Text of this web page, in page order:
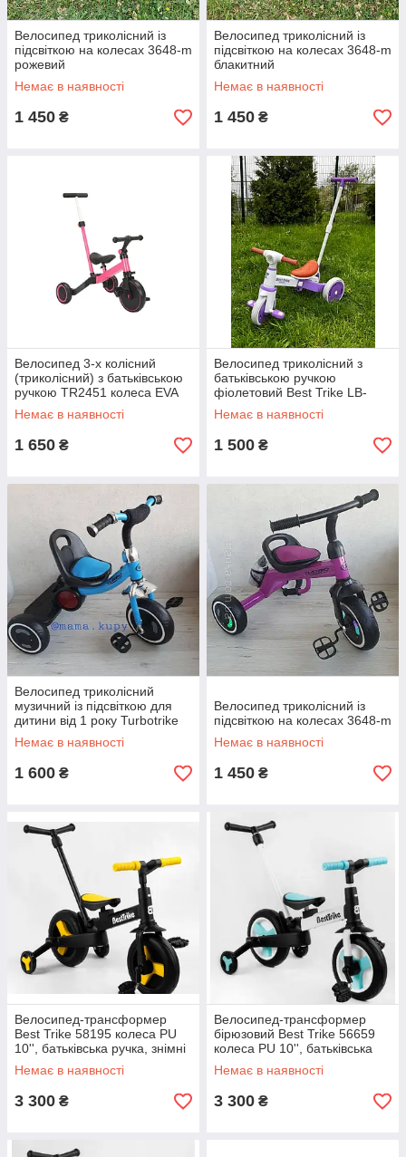
Велосипед триколісний із
підсвіткою на колесах 3648-m
рожевий
Немає в наявності
1 450 ₴
Велосипед триколісний із
підсвіткою на колесах 3648-m
блакитний
Немає в наявності
1 450 ₴
Велосипед 3-х колісний
(триколісний) з батьківською
ручкою TR2451 колеса EVA
9,5х5 дюймів, рожевий
Немає в наявності
1 650 ₴
Велосипед триколісний з
батьківською ручкою
фіолетовий Best Trike LB-
10571 колеса передні 10``,
задні 8``
Немає в наявності
1 500 ₴
Велосипед триколісний
музичний із підсвіткою для
дитини від 1 року Turbotrike
Немає в наявності
1 600 ₴
Велосипед триколісний із
підсвіткою на колесах 3648-m
Немає в наявності
1 450 ₴
Велосипед-трансформер
Best Trike 58195 колеса PU
10'', батьківська ручка, знімні
педалі
Немає в наявності
3 300 ₴
Велосипед-трансформер
бірюзовий Best Trike 56659
колеса PU 10'', батьківська
ручка, знімні педалі
Немає в наявності
3 300 ₴